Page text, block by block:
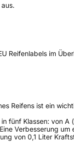
(GPSR)
Reifen
Plaza 1 30173
Reifenlabels im
Reifens ist ein
fünf Klassen: von A
Verbesserung um
von 0,1 Liter